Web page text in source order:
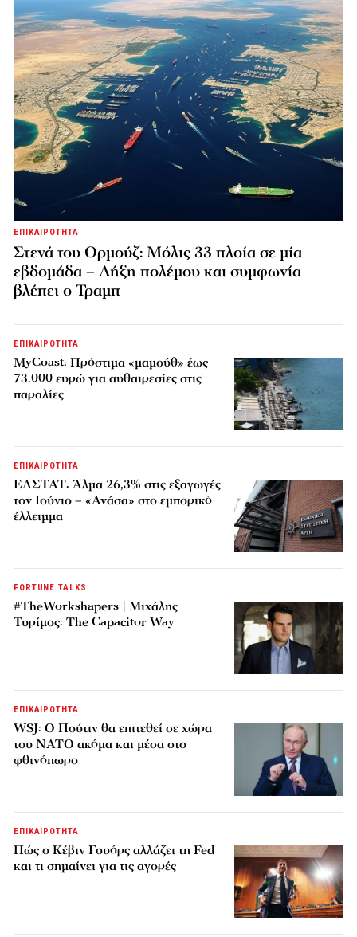
ΕΠΙΚΑΙΡΟΤΗΤΑ
Στενά του Ορμούζ: Μόλις 33 πλοία σε μία
εβδομάδα – Λήξη πολέμου και συμφωνία
βλέπει ο Τραμπ
ΕΠΙΚΑΙΡΟΤΗΤΑ
MyCoast: Πρόστιμα «μαμούθ» έως
73.000 ευρώ για αυθαιρεσίες στις
παραλίες
ΕΠΙΚΑΙΡΟΤΗΤΑ
ΕΛΣΤΑΤ: Άλμα 26,3% στις εξαγωγές
τον Ιούνιο – «Ανάσα» στο εμπορικό
έλλειμμα
FORTUNE TALKS
#TheWorkshapers | Μιχάλης
Τυρίμος: The Capacitor Way
ΕΠΙΚΑΙΡΟΤΗΤΑ
WSJ: Ο Πούτιν θα επιτεθεί σε χώρα
του ΝΑΤΟ ακόμα και μέσα στο
φθινόπωρο
ΕΠΙΚΑΙΡΟΤΗΤΑ
Πώς ο Κέβιν Γουόρς αλλάζει τη Fed
και τι σημαίνει για τις αγορές